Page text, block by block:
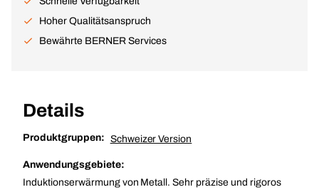
Hoher Qualitätsanspruch
Bewährte BERNER Services
Details
Produktgruppen: Schweizer Version
Anwendungsgebiete:
Induktionserwärmung von Metall. Sehr präzise und rigoros